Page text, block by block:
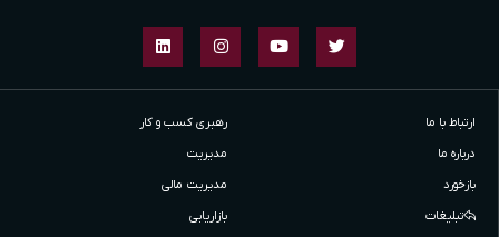
ارتباط با ما
درباره ما
بازخورد
تبلیغات
رهبری کسب و کار
مدیریت
مدیریت مالی
بازاریابی